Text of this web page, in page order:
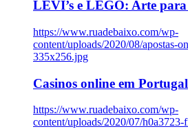
LEVI’s e LEGO: Arte
https://www.ruadebaixo.com/wp-
content/uploads/2020/08/apostas-
335x256.jpg
Casinos online em Portugal
https://www.ruadebaixo.com/wp-
content/uploads/2020/07/